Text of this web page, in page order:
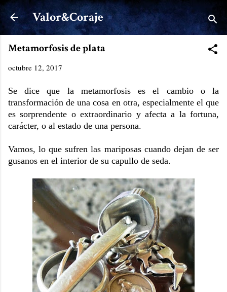
Ir al contenido principal
Valor&Coraje
Metamorfosis de plata
octubre 12, 2017
Se dice que la metamorfosis es el cambio o la
transformación de una cosa en otra, especialmente el que
es sorprendente o extraordinario y afecta a la fortuna,
carácter, o al estado de una persona.
Vamos, lo que sufren las mariposas cuando dejan de ser
gusanos en el interior de su capullo de seda.